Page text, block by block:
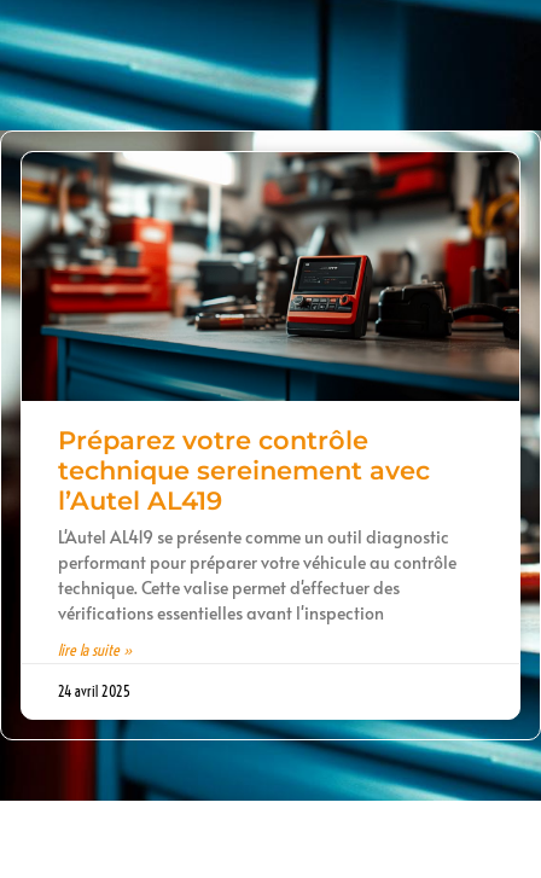
Préparez votre contrôle
technique sereinement avec
l’Autel AL419
L'Autel AL419 se présente comme un outil diagnostic
performant pour préparer votre véhicule au contrôle
technique. Cette valise permet d'effectuer des
vérifications essentielles avant l'inspection
lire la suite »
24 avril 2025